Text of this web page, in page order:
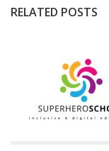
RELATED POSTS